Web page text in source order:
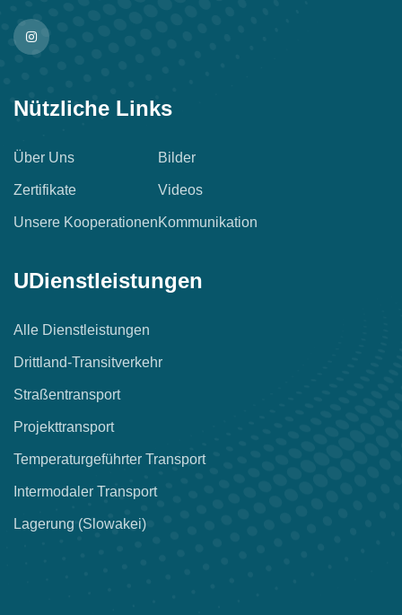
Nützliche Links
Über Uns
Zertifikate
Unsere Kooperationen
Bilder
Videos
Kommunikation
UDienstleistungen
Alle Dienstleistungen
Drittland-Transitverkehr
Straßentransport
Projekttransport
Temperaturgeführter Transport
Intermodaler Transport
Lagerung (Slowakei)